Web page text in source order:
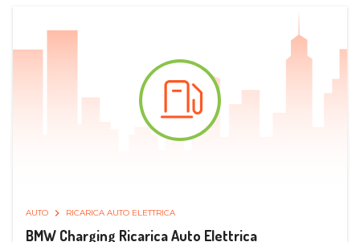
AUTO RICARICA AUTO ELETTRICA
BMW Charging Ricarica Auto Elettrica